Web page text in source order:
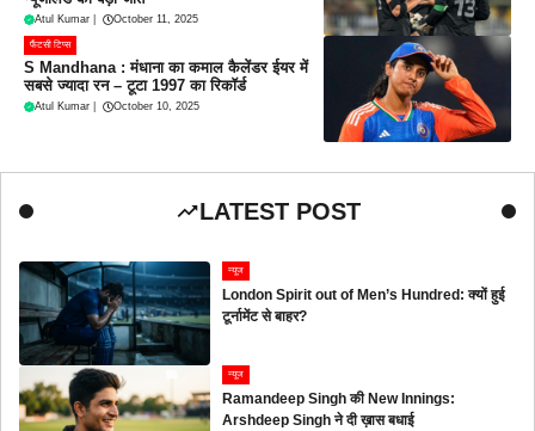
Atul Kumar October 11, 2025
फैंटसी टिप्स
S Mandhana : मंधाना का कमाल कैलेंडर ईयर में
सबसे ज्यादा रन – टूटा 1997 का रिकॉर्ड
Atul Kumar October 10, 2025
LATEST POST
न्यूज
London Spirit out of Men’s Hundred: क्यों हुई
टूर्नामेंट से बाहर?
न्यूज
Ramandeep Singh की New Innings:
Arshdeep Singh ने दी ख़ास बधाई